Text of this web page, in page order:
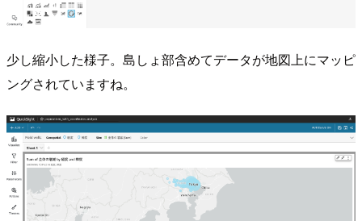
少し縮小した様子。島しょ部含めてデータが地図上にマッピ
ングされていますね。